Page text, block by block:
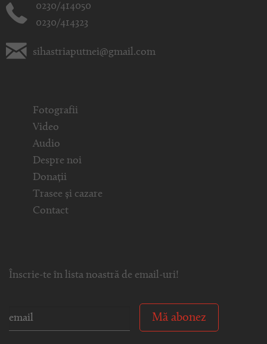
0230/414050
0230/414323
sihastriaputnei@gmail.com
Fotografii
Video
Audio
Despre noi
Donații
Trasee și cazare
Contact
Înscrie-te în lista noastră de email-uri!
Mă abonez